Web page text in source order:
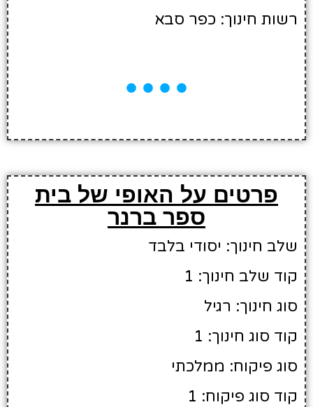
רשות חינוך: כפר סבא
פרטים על האופי של בית
ספר ברנר
שלב חינוך: יסודי בלבד
קוד שלב חינוך: 1
סוג חינוך: רגיל
קוד סוג חינוך: 1
סוג פיקוח: ממלכתי
קוד סוג פיקוח: 1